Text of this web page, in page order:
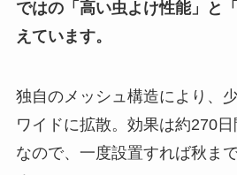
ではの「高い虫よけ性能」と
えています。
独自のメッシュ構造により、
ワイドに拡散。効果は約270
なので、一度設置すれば秋ま